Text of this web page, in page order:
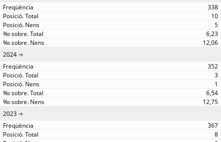
338
10
5
6,23
12,06
2024
352
3
1
6,54
12,75
2023
367
8